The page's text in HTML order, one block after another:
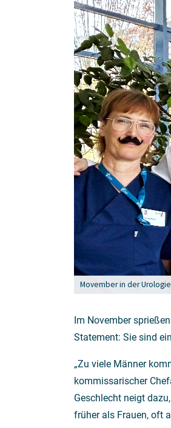
Movember in der
Im November
Statement: Sie sind
„Zu viele Männer
kommissarischer
Geschlecht neigt
früher als Frauen, oft